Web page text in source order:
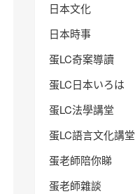
日本文化
日本時事
蛋LC奇案導讀
蛋LC日本いろは
蛋LC法學講堂
蛋LC語言文化講堂
蛋老師陪你睇
蛋老師雜談